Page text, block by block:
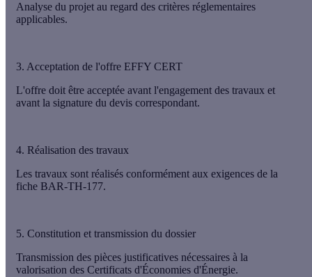
Analyse du projet au regard des critères réglementaires
applicables.
3. Acceptation de l'offre EFFY CERT
L'offre doit être acceptée avant l'engagement des travaux et
avant la signature du devis correspondant.
4. Réalisation des travaux
Les travaux sont réalisés conformément aux exigences de la
fiche BAR-TH-177.
5. Constitution et transmission du dossier
Transmission des pièces justificatives nécessaires à la
valorisation des Certificats d'Économies d'Énergie.